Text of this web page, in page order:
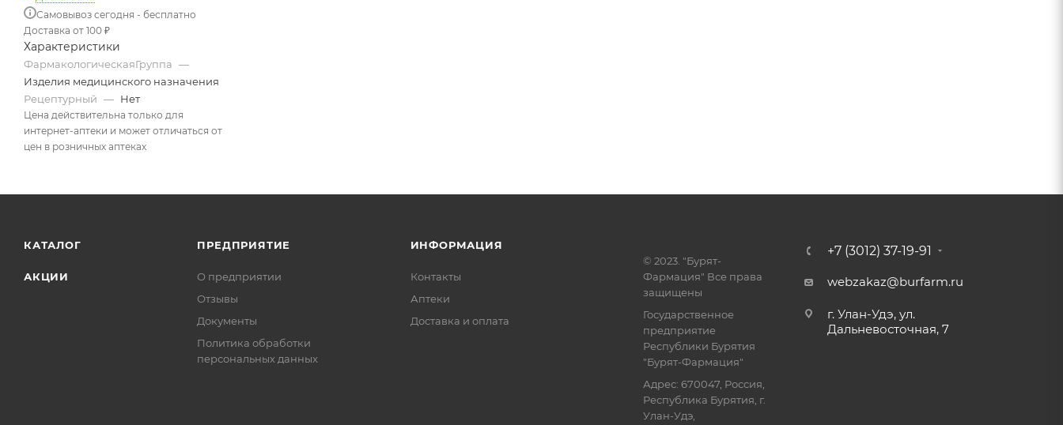
Самовывоз сегодня - бесплатно
Доставка от 100 ₽
Характеристики
ФармакологическаяГруппа —
Изделия медицинского назначения
Рецептурный — Нет
Цена действительна только для
интернет-аптеки и может отличаться от
цен в розничных аптеках
КАТАЛОГ
АКЦИИ
ПРЕДПРИЯТИЕ
О предприятии
Отзывы
Документы
Политика обработки
персональных данных
ИНФОРМАЦИЯ
Контакты
Аптеки
Доставка и оплата
© 2023. "Бурят-
Фармация" Все права
защищены
Государственное
предприятие
Республики Бурятия
"Бурят-Фармация"
Адрес: 670047, Россия,
Республика Бурятия, г.
Улан-Удэ,
+7 (3012) 37-19-91
webzakaz@burfarm.ru
г. Улан-Удэ, ул.
Дальневосточная, 7